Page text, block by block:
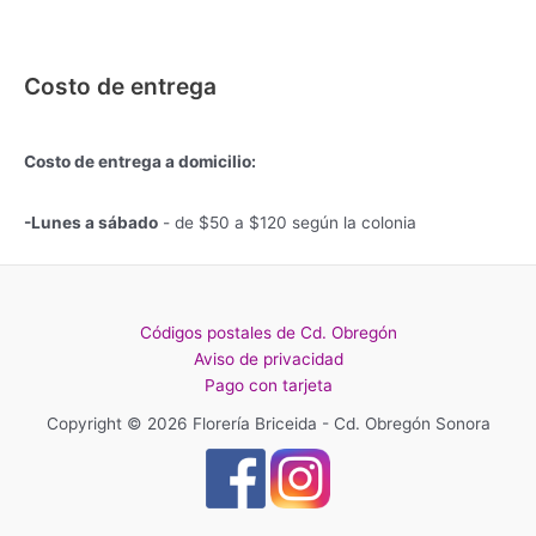
Costo de entrega
Costo de entrega a domicilio:
-Lunes a sábado - de $50 a $120 según la colonia
Códigos postales de Cd. Obregón
Aviso de privacidad
Pago con tarjeta
Copyright © 2026 Florería Briceida - Cd. Obregón Sonora